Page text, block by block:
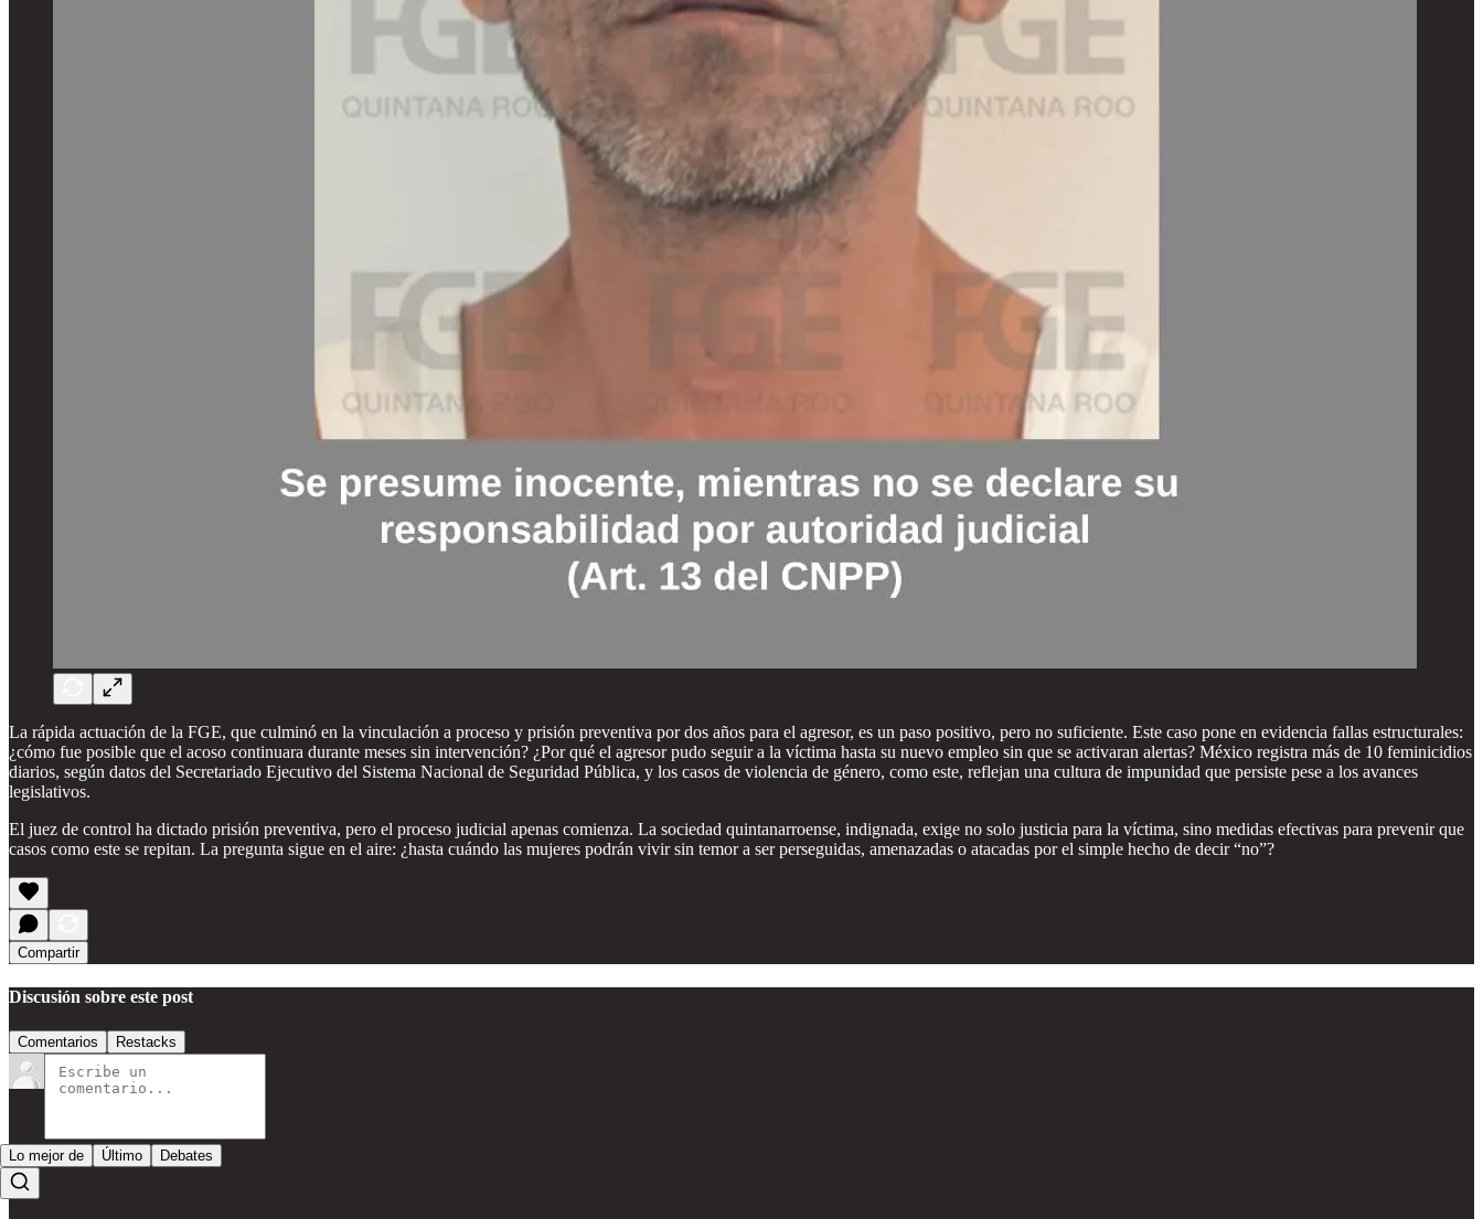
La rápida actuación de la FGE, que culminó en la vinculación a proceso y prisión preventiva por dos años para el agresor, es un paso positivo, pero no suficiente. Este caso pone en evidencia fallas estructurales:
¿cómo fue posible que el acoso continuara durante meses sin intervención? ¿Por qué el agresor pudo seguir a la víctima hasta su nuevo empleo sin que se activaran alertas? México registra más de 10 feminicidios
diarios, según datos del Secretariado Ejecutivo del Sistema Nacional de Seguridad Pública, y los casos de violencia de género, como este, reflejan una cultura de impunidad que persiste pese a los avances
legislativos.
El juez de control ha dictado prisión preventiva, pero el proceso judicial apenas comienza. La sociedad quintanarroense, indignada, exige no solo justicia para la víctima, sino medidas efectivas para prevenir que
casos como este se repitan. La pregunta sigue en el aire: ¿hasta cuándo las mujeres podrán vivir sin temor a ser perseguidas, amenazadas o atacadas por el simple hecho de decir “no”?
Compartir
Discusión sobre este post
Comentarios Restacks
Lo mejor de Último Debates